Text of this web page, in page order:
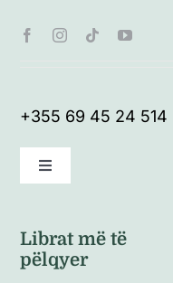
+355 69 45 24 514
Toggle
Librat më të
pëlqyer